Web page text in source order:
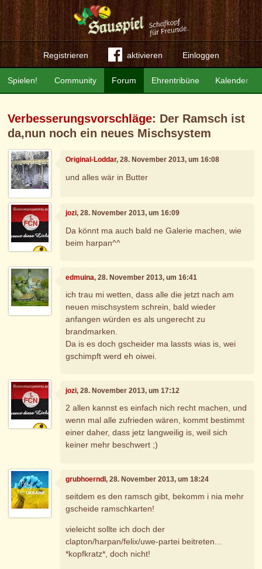
Registrieren aktivieren Einloggen
Community Forum Ehrentribüne Kalender
Spielen!
Verbesserungsvorschläge: Der Ramsch ist
da,nun noch ein neues Mischsystem
Original-Loddar, 28. November 2013, um 16:08
und alles wär in Butter
jozi, 28. November 2013, um 16:09
Da könnt ma auch bald ne Galerie machen, wie
beim harpan^^
edmuina, 28. November 2013, um 16:41
ich trau mi wetten, dass alle die jetzt nach am
neuen mischsystem schrein, bald wieder
anfangen würden es als ungerecht zu
brandmarken.
Da is es doch gscheider ma lassts wias is, wei
gschimpft werd eh oiwei.
jozi, 28. November 2013, um 17:12
2 allen kannst es einfach nich recht machen, und
wenn mal alle zufrieden wären, kommt bestimmt
einer daher, dass jetz langweilig is, weil sich
keiner mehr beschwert ;)
grubhoerndl, 28. November 2013, um 18:24
seitdem es den ramsch gibt, bekomm i nia mehr
gscheide ramschkarten!
vieleicht sollte ich doch der
clapton/harpan/felix/uwe-partei beitreten...
*kopfkratz*, doch nicht!